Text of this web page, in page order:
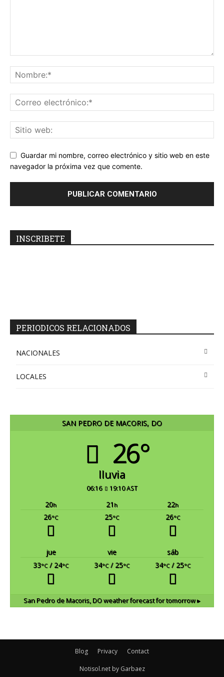
Guardar mi nombre, correo electrónico y sitio web en este
navegador la próxima vez que comente.
INSCRIBETE
PERIODICOS RELACIONADOS
NACIONALES
LOCALES
SAN PEDRO DE MACORIS, DO
26°
lluvia
06:16 19:10 AST
20h 21 h 22h
26°C 25°C 26°C
jue vie
sáb
33°C/ 24°C 34°C/ 25°C 34°C/ 25°C
San Pedro de Macoris, DOweather forecast for tomorrow ▸
Blog Privacy Contact
Notisol.net by Garbaez